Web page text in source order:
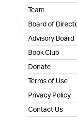
Team
Board of
Advisory Board
Book Club
Donate
Terms of Use
Privacy Policy
Contact Us